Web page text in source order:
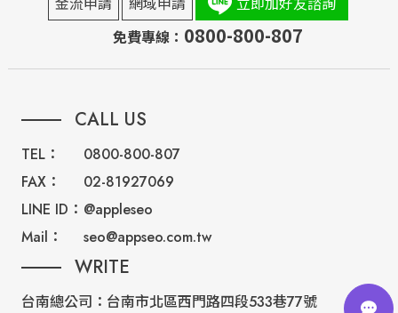
免費專線： 0800-800-807
CALL US
TEL：
0800-800-807
FAX：
02-81927069
LINE ID： @appleseo
Mail：
seo@appseo.com.tw
WRITE
台南總公司： 台南市北區西門路四段533巷77號